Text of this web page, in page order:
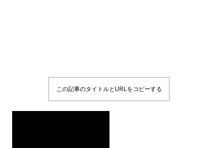
この記事のタイトルとURLをコピーする